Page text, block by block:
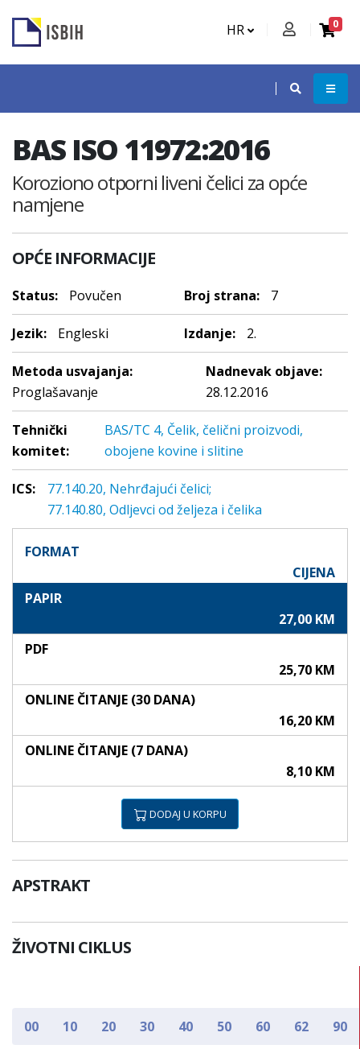
HR 0
BAS ISO 11972:2016
Koroziono otporni liveni čelici za opće
namjene
OPĆE INFORMACIJE
Status: Povučen Broj strana: 7
Jezik: Engleski Izdanje: 2.
Metoda usvajanja:
Proglašavanje
Nadnevak objave:
28.12.2016
Tehnički
komitet:
BAS/TC 4, Čelik, čelični proizvodi,
obojene kovine i slitine
ICS:
77.140.20, Nehrđajući čelici;
77.140.80, Odljevci od željeza i čelika
FORMAT
CIJENA
PAPIR
27,00 KM
PDF
25,70 KM
ONLINE ČITANJE (30 DANA)
16,20 KM
ONLINE ČITANJE (7 DANA)
8,10 KM
DODAJ U KORPU
APSTRAKT
ŽIVOTNI CIKLUS
00 10 20 30 40 50 60 62 90